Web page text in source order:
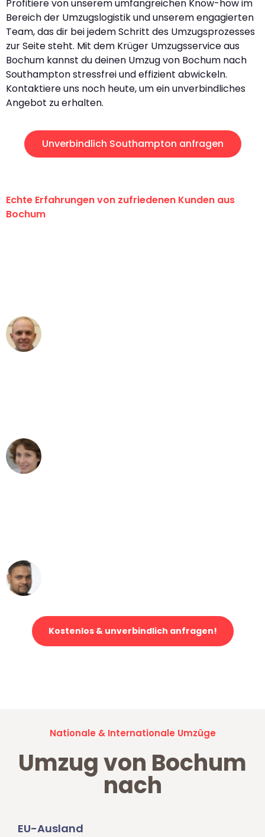
Profitiere von unserem umfangreichen Know-how im
Bereich der Umzugslogistik und unserem engagierten
Team, das dir bei jedem Schritt des Umzugsprozesses
zur Seite steht. Mit dem Krüger Umzugsservice aus
Bochum kannst du deinen Umzug von Bochum nach
Southampton stressfrei und effizient abwickeln.
Kontaktiere uns noch heute, um ein unverbindliches
Angebot zu erhalten.
Unverbindlich Southampton anfragen
Echte Erfahrungen von zufriedenen Kunden aus
Bochum
Kostenlos & unverbindlich anfragen!
Nationale & Internationale Umzüge
Umzug von Bochum
nach
EU-Ausland